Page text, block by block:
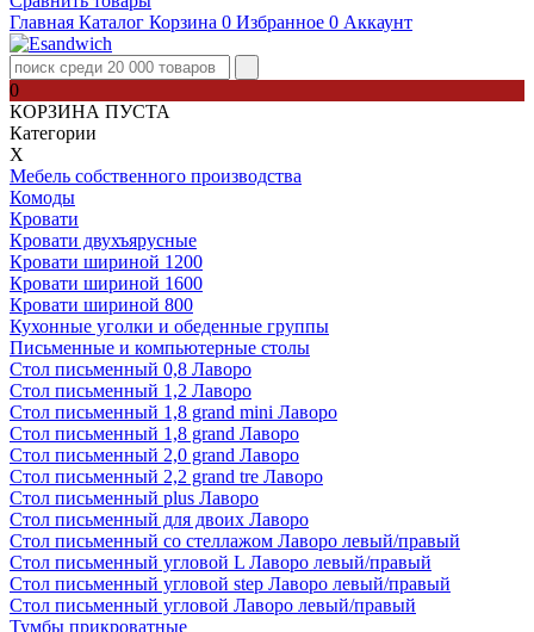
Главная Каталог Корзина 0 Избранное 0 Аккаунт
0
КОРЗИНА ПУСТА
Категории
Х
Мебель собственного производства
Комоды
Кровати
Кровати двухъярусные
Кровати шириной 1200
Кровати шириной 1600
Кровати шириной 800
Кухонные уголки и обеденные группы
Письменные и компьютерные столы
Стол письменный 0,8 Лаворо
Стол письменный 1,2 Лаворо
Стол письменный 1,8 grand mini Лаворо
Стол письменный 1,8 grand Лаворо
Стол письменный 2,0 grand Лаворо
Стол письменный 2,2 grand tre Лаворо
Стол письменный plus Лаворо
Стол письменный для двоих Лаворо
Стол письменный со стеллажом Лаворо левый/правый
Стол письменный угловой L Лаворо левый/правый
Стол письменный угловой step Лаворо левый/правый
Стол письменный угловой Лаворо левый/правый
Тумбы прикроватные